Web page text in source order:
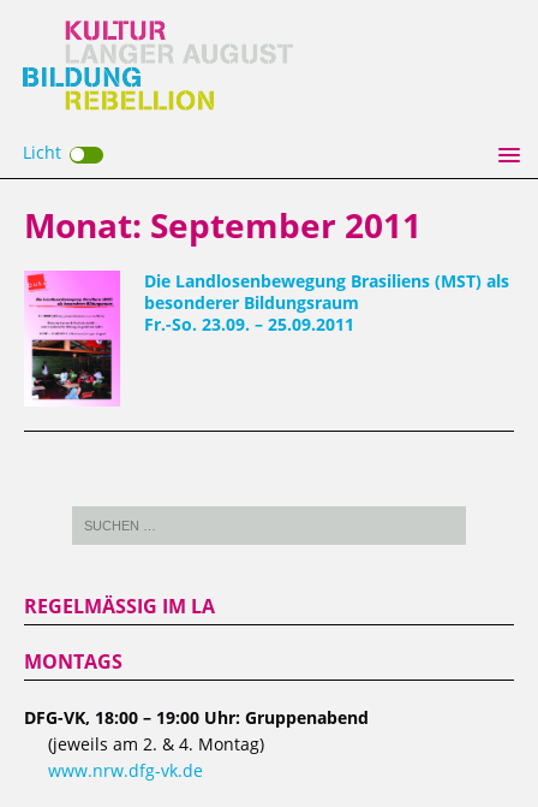
Licht
Monat: September 2011
Die Landlosenbewegung Brasiliens (MST) als
besonderer Bildungsraum
Fr.-So. 23.09. – 25.09.2011
REGELMÄSSIG IM LA
MONTAGS
DFG-VK, 18:00 – 19:00 Uhr: Gruppenabend
(jeweils am 2. & 4. Montag)
www.nrw.dfg-vk.de